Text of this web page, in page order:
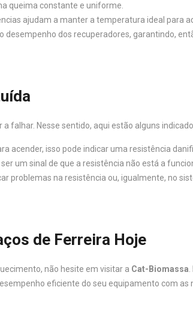
queima constante e uniforme.
ajudam a manter a temperatura ideal para
desempenho dos recuperadores, garantindo,
a falhar. Nesse sentido, aqui estão alguns
acender, isso pode indicar uma resistência
um sinal de que a resistência não está a
problemas na resistência ou, igualmente, no
de Ferreira Hoje
não hesite em visitar a Cat-Biomassa
eficiente do seu equipamento com as